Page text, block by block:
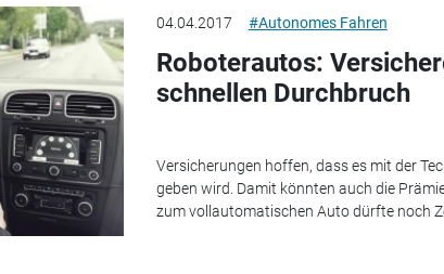
04.04.2017 #Autonomes Fahren
Roboterautos:
schnellen Durchbruch
Versicherungen hoffen, dass es mit der
geben wird. Damit könnten auch die
zum vollautomatischen Auto dürfte noch